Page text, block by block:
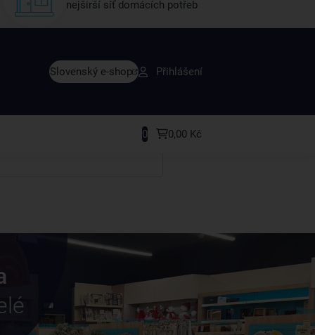
nejširší síť domácích potřeb
Slovenský e-shop Přihlášení
0 0,00 Kč